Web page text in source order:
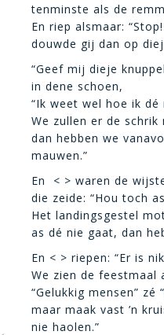
tenminste als de
En riep alsmaar:
douwde gij dan op
“Geef mij dieje
in dene schoen,
“Ik weet wel hoe ik dé
We zullen er de
dan hebben we
mauwen.”
En < > waren de
die zeide: “Hou toch
Het landingsgestel
as dé nie gaat, dan
En < > riepen: “Er is
We zien de feestmaal
“Gelukkig mensen” zé
maar maak vast ’n
nie haolen.”